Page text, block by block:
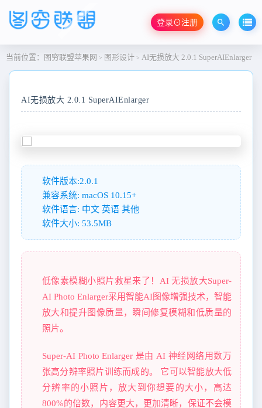
登录⊙注册
当前位置： 图穷联盟苹果网 > 图形设计 > AI无损放大 2.0.1 SuperAIEnlarger
AI无损放大 2.0.1 SuperAIEnlarger
软件版本:2.0.1
兼容系统: macOS 10.15+
软件语言: 中文 英语 其他
软件大小: 53.5MB
低像素模糊小照片救星来了！AI 无损放大Super-
AI Photo Enlarger采用智能AI图像增强技术，智能
放大和提升图像质量，瞬间修复模糊和低质量的
照片。
Super-AI Photo Enlarger 是由 AI 神经网络用数万
张高分辨率照片训练而成的。 它可以智能放大低
分辨率的小照片，放大到你想要的大小，高达
800%的倍数，内容更大，更加清晰，保证不会模